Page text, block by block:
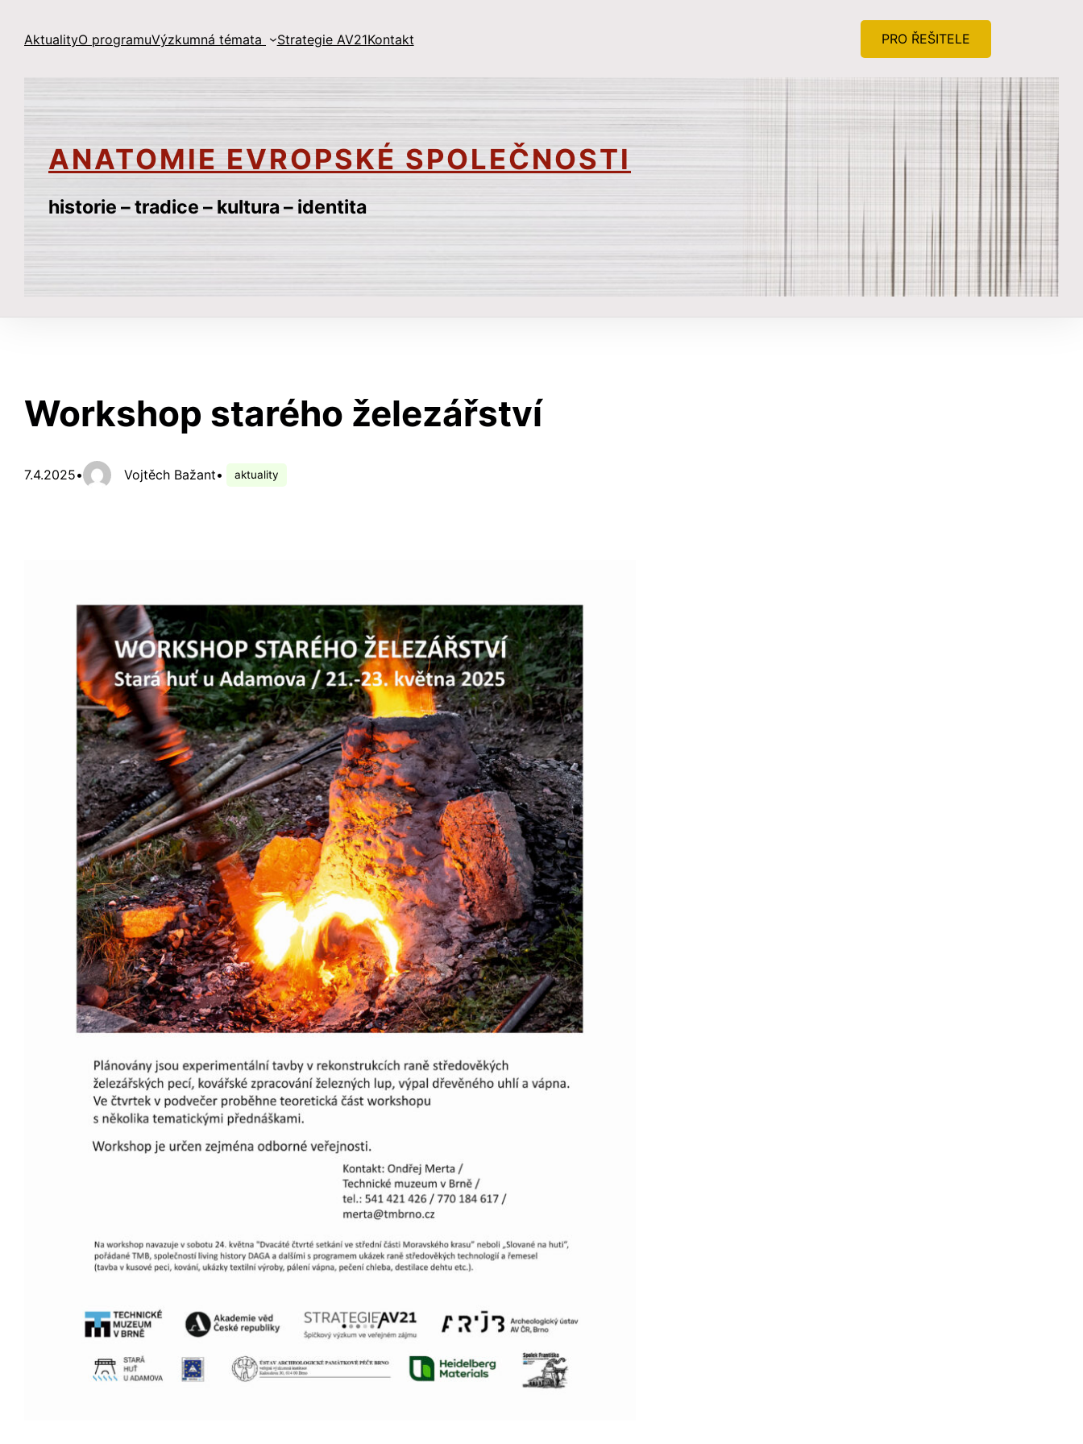
AktualityO programuVýzkumná témata Strategie AV21Kontakt PRO ŘEŠITELE
ANATOMIE EVROPSKÉ SPOLEČNOSTI
historie – tradice – kultura – identita
Workshop starého železářství
7.4.2025• Vojtěch Bažant• aktuality